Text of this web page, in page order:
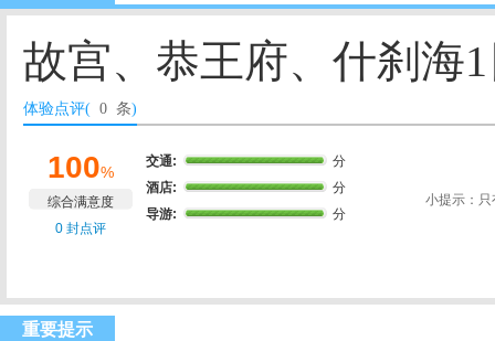
故宫、恭王府、什刹海
体验点评( 0 条)
100%
综合满意度
0 封点评
交通:
分
酒店:
分
导游:
分
小提示：
重要提示